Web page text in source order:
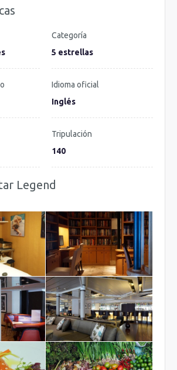
Categoría
5 estrellas
Idioma oficial
Inglés
Tripulación
140
Legend